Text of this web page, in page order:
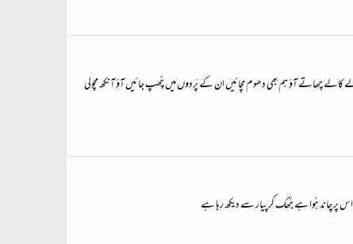
چھاتے آؤ ہم بھی دھوم مچائیں ان کے پَردوں میں چُھپ جائیں آؤ آنکھ مچولی
چاند ہُوا ہے جُھک کر پیار سے دیکھ رہا ہے